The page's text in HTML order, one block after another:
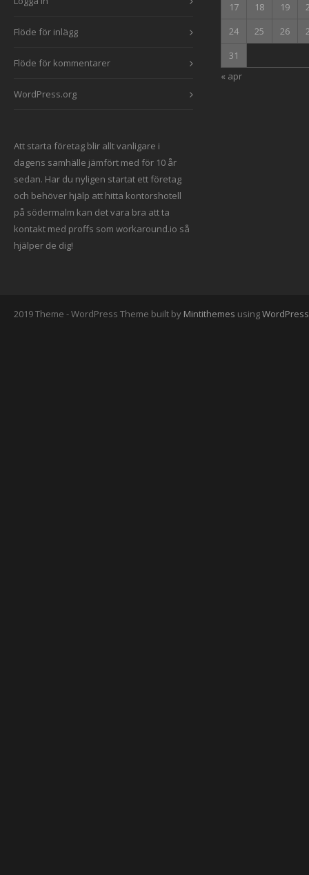
Flöde för inlägg
Flöde för kommentarer
WordPress.org
Att starta företag blir allt vanligare i
dagens samhälle jämfört med för 10 år
sedan. Har du nyligen startat ett företag
och behöver hjälp att hitta kontorshotell
på södermalm kan det vara bra att ta
kontakt med proffs som workaround.io så
hjälper de dig!
17 18 19
24
25 26
31
« apr
2019 Theme - WordPress Theme built by Mintithemes usingWordPress